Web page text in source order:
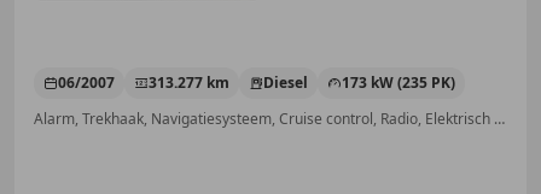
06/2007 313.277 km Diesel
173 kW (235 PK)
Alarm, Trekhaak, Navigatiesysteem, Cruise control, Radio, Elektrisch verstelbare buitenspiegels, 4x4, Elektrische stoelverstelling